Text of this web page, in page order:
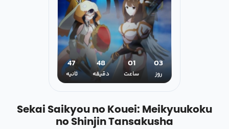
03
روز
01
ساعت
48
دقیقه
46
ثانیه
Sekai Saikyou no Kouei: Meikyuukoku
no Shinjin Tansakusha